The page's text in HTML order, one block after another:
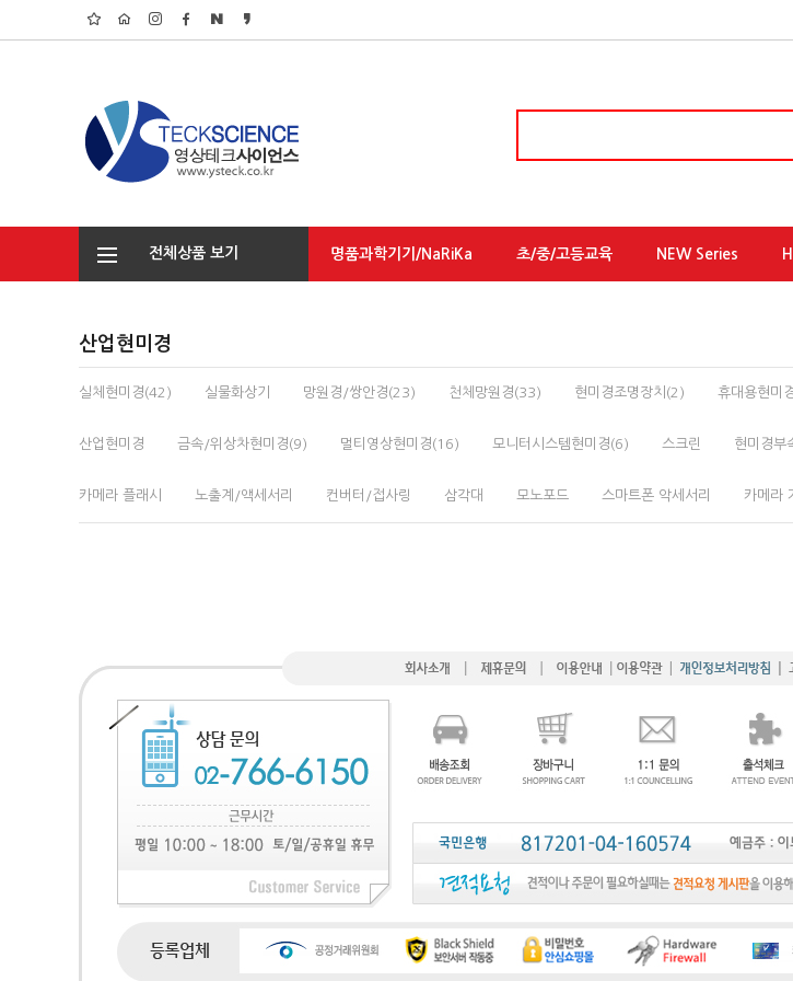
전체상품 보기 명품과학기기/NaRiKa 초/중/고등교육 NEW Series
산업현미경
실체현미경(42) 실물화상기 망원경/쌍안경(23) 천체망원경(33) 현미경조명장치(2) 휴대용현미
산업현미경 금속/위상차현미경(9) 멀티영상현미경(16) 모니터시스템현미경(6) 스크린 현미경부
카메라 플래시 노출계/액세서리 컨버터/접사링 삼각대 모노포드 스마트폰 악세서리 카메라